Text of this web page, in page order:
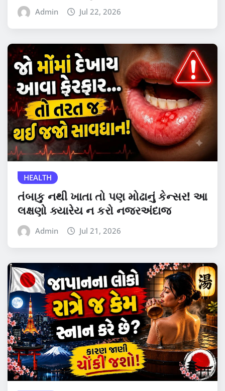
Admin Jul 22, 2026
HEALTH
તંબાકુ નથી ખાતા તો પણ મોઢાનું કેન્સર! આ
લક્ષણો ક્યારેય ન કરો નજરઅંદાજ
Admin Jul 21, 2026